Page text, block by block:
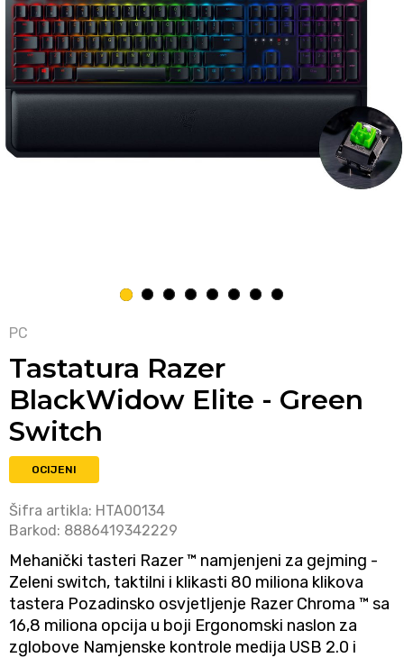
1 2 3 4 5 6 7 8
PC
Tastatura Razer
BlackWidow Elite - Green
Switch
OCIJENI
Šifra artikla: HTA00134
Barkod: 8886419342229
Mehanički tasteri Razer ™ namjenjeni za gejming -
Zeleni switch, taktilni i klikasti 80 miliona klikova
tastera Pozadinsko osvjetljenje Razer Chroma ™ sa
16,8 miliona opcija u boji Ergonomski naslon za
zglobove Namjenske kontrole medija USB 2.0 i